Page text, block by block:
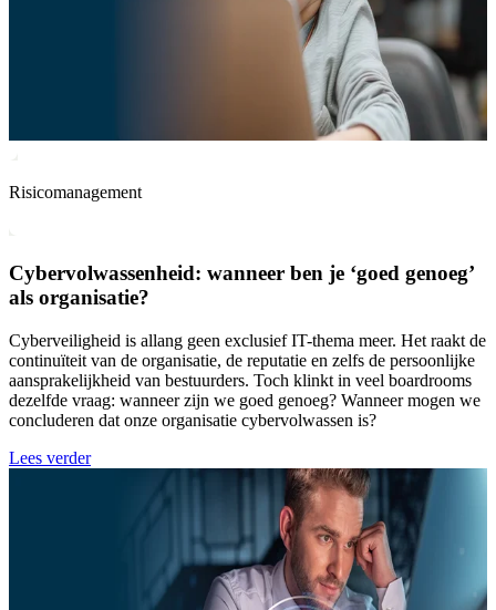
Risicomanagement
Cybervolwassenheid: wanneer ben je ‘goed genoeg’
als organisatie?
Cyberveiligheid is allang geen exclusief IT-thema meer. Het raakt de
continuïteit van de organisatie, de reputatie en zelfs de persoonlijke
aansprakelijkheid van bestuurders. Toch klinkt in veel boardrooms
dezelfde vraag: wanneer zijn we goed genoeg? Wanneer mogen we
concluderen dat onze organisatie cybervolwassen is?
Lees verder